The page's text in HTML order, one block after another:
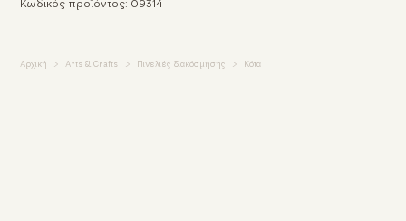
Κωδικός προϊόντος: 09314
Αρχική Arts & Crafts Πινελιές διακόσμησης Κότα